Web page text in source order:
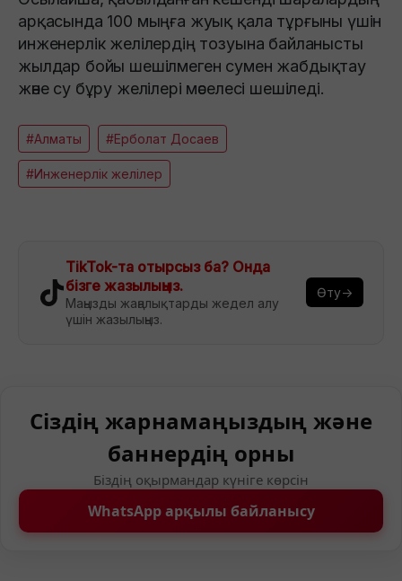
арқасында 100 мыңға жуық қала тұрғыны үшін
инженерлік желілердің тозуына байланысты
жылдар бойы шешілмеген сумен жабдықтау
және су бұру желілері мәселесі шешіледі.
#Алматы #Ерболат Досаев
#Инженерлік желілер
TikTok-та отырсыз ба? Онда
бізге жазылыңыз.
Маңызды жаңалықтарды жедел алу
үшін жазылыңыз.
Өту→
Сіздің жарнамаңыздың және
баннердің орны
Біздің оқырмандар күніге көрсін
WhatsApp арқылы байланысу